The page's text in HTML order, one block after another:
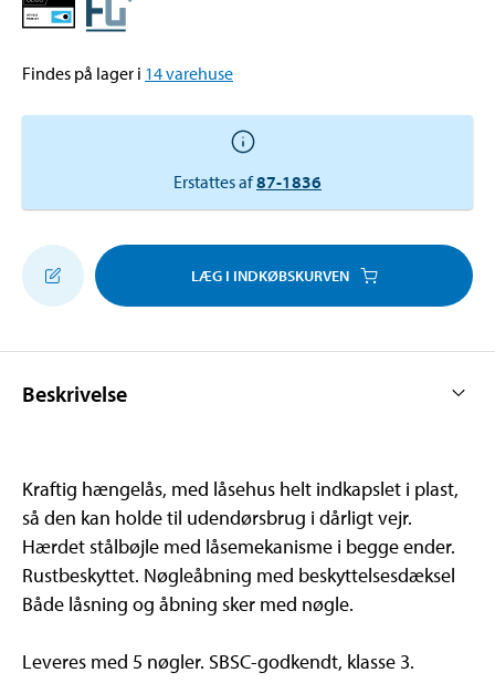
Findes på lager i 14varehuse
Erstattes af87-1836
LÆG I INDKØBSKURVEN
Beskrivelse
Kraftig hængelås, med låsehus helt indkapslet i plast,
så den kan holde til udendørsbrug i dårligt vejr.
Hærdet stålbøjle med låsemekanisme i begge ender.
Rustbeskyttet. Nøgleåbning med beskyttelsesdæksel
Både låsning og åbning sker med nøgle.
Leveres med 5 nøgler. SBSC-godkendt, klasse 3.